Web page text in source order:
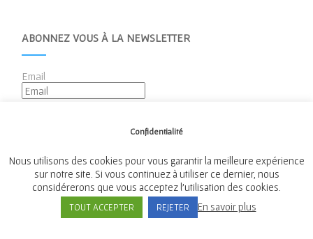
ABONNEZ VOUS À LA NEWSLETTER
Email
Mairie de Tréméven
Place de l'Église, 29300 Tréméven
Confidentialité
Nous utilisons des cookies pour vous garantir la meilleure expérience
sur notre site. Si vous continuez à utiliser ce dernier, nous
considérerons que vous acceptez l'utilisation des cookies.
TOUT ACCEPTER REJETER En savoir plus